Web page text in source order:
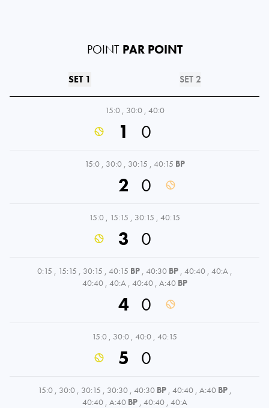
POINT PAR POINT
SET 1 SET 2
15:0 , 30:0 , 40:0
1 0
15:0 , 30:0 , 30:15 , 40:15 BP
2 0
15:0 , 15:15 , 30:15 , 40:15
3 0
0:15 , 15:15 , 30:15 , 40:15 BP , 40:30 BP , 40:40 , 40:A ,
40:40 , 40:A , 40:40 , A:40 BP
4 0
15:0 , 30:0 , 40:0 , 40:15
5 0
15:0 , 30:0 , 30:15 , 30:30 , 40:30 BP , 40:40 , A:40 BP ,
40:40 , A:40 BP , 40:40 , 40:A